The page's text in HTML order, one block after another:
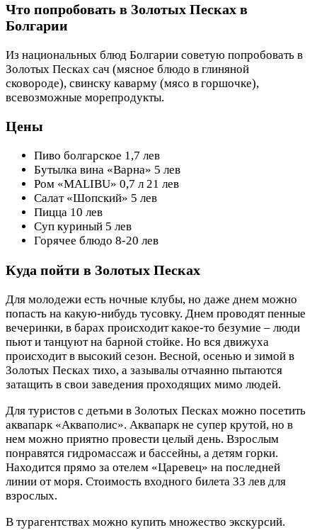
Что попробовать в Золотых Песках в
Болгарии
Из национальных блюд Болгарии советую попробовать в
Золотых Песках сач (мясное блюдо в глиняной
сковороде), свинску каварму (мясо в горшочке),
всевозможные морепродукты.
Цены
Пиво болгарское 1,7 лев
Бутылка вина «Варна» 5 лев
Ром «MALIBU» 0,7 л 21 лев
Салат «Шопский» 5 лев
Пицца 10 лев
Суп куриный 5 лев
Горячее блюдо 8-20 лев
Куда пойти в Золотых Песках
Для молодежи есть ночные клубы, но даже днем можно
попасть на какую-нибудь тусовку. Днем проводят пенные
вечеринки, в барах происходит какое-то безумие – люди
пьют и танцуют на барной стойке. Но вся движуха
происходит в высокий сезон. Весной, осенью и зимой в
Золотых Песках тихо, а зазывалы отчаянно пытаются
затащить в свои заведения проходящих мимо людей.
Для туристов с детьми в Золотых Песках можно посетить
аквапарк «Акваполис». Аквапарк не супер крутой, но в
нем можно приятно провести целый день. Взрослым
понравятся гидромассаж и бассейны, а детям горки.
Находится прямо за отелем «Царевец» на последней
линии от моря. Стоимость входного билета 33 лев для
взрослых.
В турагентствах можно купить множество экскурсий.